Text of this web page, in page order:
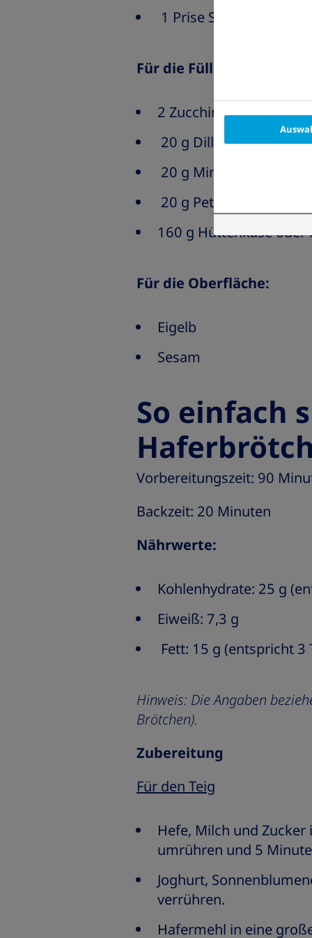
1 Prise Salz
Für die Füllung:
2 Zucchini (200 g)
20 g Dill
20 g Minze
20 g Petersilie
160 g Hüttenkäse oder
Für die Oberfläche:
Eigelb
Sesam
So einfach
Vorbereitungszeit: 90
Backzeit: 20 Minuten
Nährwerte:
Kohlenhydrate: 25 g
Eiweiß: 7,3 g
Fett: 15 g (entspricht 3
Hinweis: Die Angaben
Brötchen).
Zubereitung
Für den Teig
Hefe, Milch und Zucker
umrühren und 5
Joghurt,
verrühren.
Hafermehl in eine